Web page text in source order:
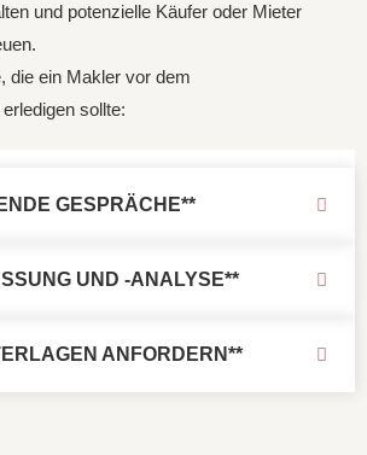
und potenzielle Käufer oder Mieter
die ein Makler vor dem
sollte:
GESPRÄCHE**
UND -ANALYSE**
ANFORDERN**